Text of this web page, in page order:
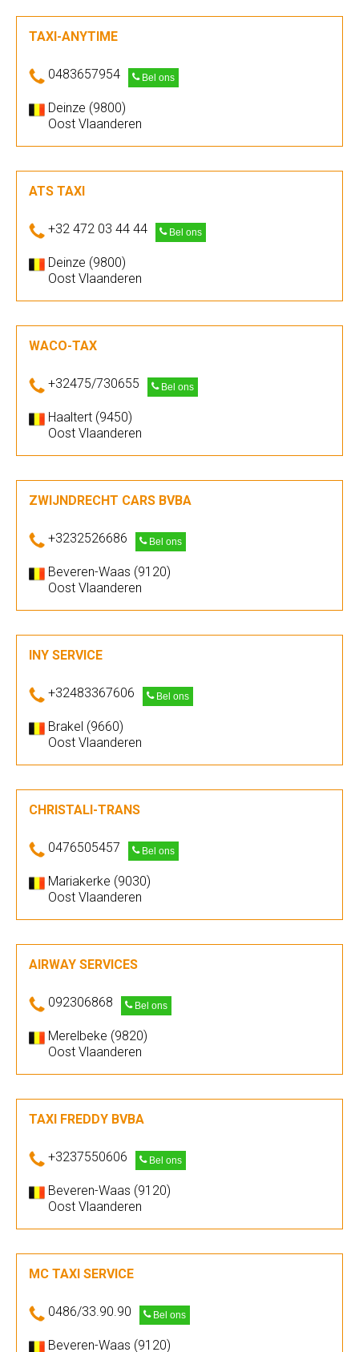
TAXI-ANYTIME
0483657954 Bel ons
Deinze (9800)
Oost Vlaanderen
ATS TAXI
+32 472 03 44 44 Bel ons
Deinze (9800)
Oost Vlaanderen
WACO-TAX
+32475/730655 Bel ons
Haaltert (9450)
Oost Vlaanderen
ZWIJNDRECHT CARS BVBA
+3232526686 Bel ons
Beveren-Waas (9120)
Oost Vlaanderen
INY SERVICE
+32483367606 Bel ons
Brakel (9660)
Oost Vlaanderen
CHRISTALI-TRANS
0476505457 Bel ons
Mariakerke (9030)
Oost Vlaanderen
AIRWAY SERVICES
092306868 Bel ons
Merelbeke (9820)
Oost Vlaanderen
TAXI FREDDY BVBA
+3237550606 Bel ons
Beveren-Waas (9120)
Oost Vlaanderen
MC TAXI SERVICE
0486/33.90.90 Bel ons
Beveren-Waas (9120)